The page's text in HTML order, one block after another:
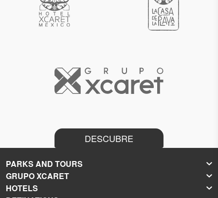
DESCUBRE
PARKS AND TOURS
Xcaret
Xel-Há
GRUPO XCARET
About Grupo Xcaret
HOTELS